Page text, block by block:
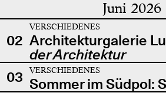
Juni 2026
02
VERSCHIEDENES
Architekturgalerie
der Architektur
03
VERSCHIEDENES
Sommer im Südpol: